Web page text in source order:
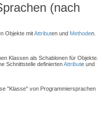
(nach
Objekte mitAttributen und Methoden.
Klassen als Schablonen für Objekte.
Schnittstelle definiertenAttribute und
"Klasse" von Programmiersprachen